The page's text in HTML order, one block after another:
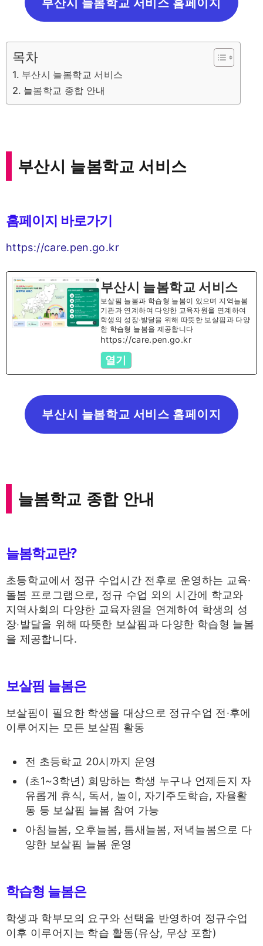
목차
부산시 늘봄학교 서비스
늘봄학교 종합 안내
부산시 늘봄학교 서비스
홈페이지 바로가기
https://care.pen.go.kr
부산시 늘봄학교 서비스
보살핌 늘봄과 학습형 늘봄이 있으며 지역늘봄
기관과 연계하여 다양한 교육자원을 연계하여
학생의 성장‧발달을 위해 따뜻한 보살핌과 다양
한 학습형 늘봄을 제공합니다
https://care.pen.go.kr
열기
부산시 늘봄학교 서비스 홈페이지
늘봄학교 종합 안내
늘봄학교란?
초등학교에서 정규 수업시간 전후로 운영하는 교육·
돌봄 프로그램으로, 정규 수업 외의 시간에 학교와
지역사회의 다양한 교육자원을 연계하여 학생의 성
장‧발달을 위해 따뜻한 보살핌과 다양한 학습형 늘봄
을 제공합니다.
보살핌 늘봄은
보살핌이 필요한 학생을 대상으로 정규수업 전‧후에
이루어지는 모든 보살핌 활동
전 초등학교 20시까지 운영
(초1~3학년) 희망하는 학생 누구나 언제든지 자
유롭게 휴식, 독서, 놀이, 자기주도학습, 자율활
동 등 보살핌 늘봄 참여 가능
아침늘봄, 오후늘봄, 틈새늘봄, 저녁늘봄으로 다
양한 보살핌 늘봄 운영
학습형 늘봄은
학생과 학부모의 요구와 선택을 반영하여 정규수업
이후 이루어지는 학습 활동(유상, 무상 포함)